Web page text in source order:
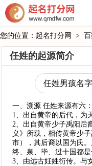
您的位置： 起名打分网 >
任姓的起源简介
任姓男孩名
一、溯源 任姓来源有六：
1、出自黄帝的后代，为
2、出自黄帝少子禹阳后
义》所载，相传黄帝少
市），其后裔以国为氏
终、泉、毕、过十国都是
3、由远古妊姓衍传。与